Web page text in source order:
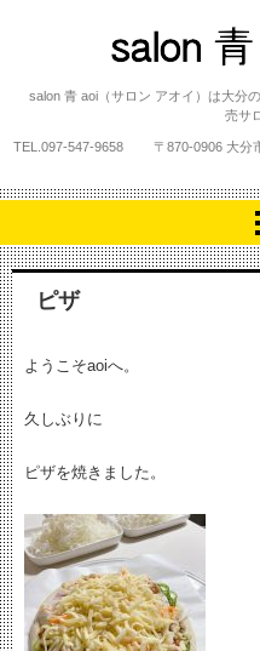
salon 青 aoi
salon 青 aoi（サロン アオイ）は大分
売サ
TEL. 097-547-9658 〒870-0906 大
ピザ
ようこそaoiへ。
久しぶりに
ピザを焼きました。